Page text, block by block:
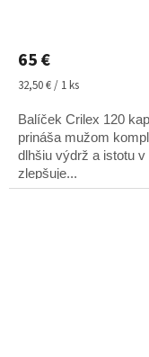
65 €
Jednotková
32,50 € / 1 ks
Balíček Crilex 120
prináša mužom
dlhšiu výdrž a istotu
zlepšuje...